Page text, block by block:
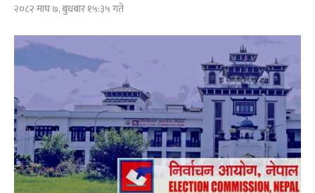
२०८२ माघ ७, बुधबार १५:३५ गते